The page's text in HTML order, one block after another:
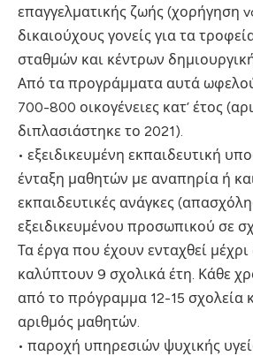
επαγγελματικής ζωής (χορήγηση
δικαιούχους γονείς για τα
σταθμών και κέντρων
Από τα προγράμματα αυτά
700-800 οικογένειες κατ’ έτος
διπλασιάστηκε το 2021).
• εξειδικευμένη εκπαιδευτική
ένταξη μαθητών με αναπηρία ή
εκπαιδευτικές ανάγκες
εξειδικευμένου προσωπικού σε
Τα έργα που έχουν ενταχθεί
καλύπτουν 9 σχολικά έτη. Κάθε
από το πρόγραμμα 12-15 σχολεία
αριθμός μαθητών.
• παροχή υπηρεσιών ψυχικής